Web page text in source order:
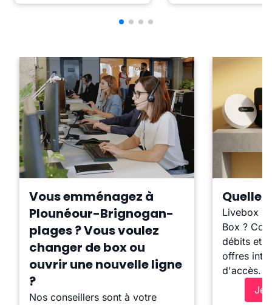
Vous emménagez à
Plounéour-Brignogan-
plages ? Vous voulez
changer de box ou
ouvrir une nouvelle ligne
?
Nos conseillers sont à votre
Quelle
Livebox ?
Box ?
débits et
offres
d'accès.
Je